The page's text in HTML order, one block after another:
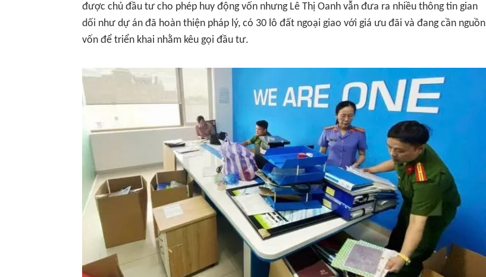
được chủ đầu tư cho phép huy động vốn nhưng Lê Thị Oanh vẫn đưa ra nhiều thông tin gian
dối như dự án đã hoàn thiện pháp lý, có 30 lô đất ngoại giao với giá ưu đãi và đang cần nguồn
vốn để triển khai nhằm kêu gọi đầu tư.